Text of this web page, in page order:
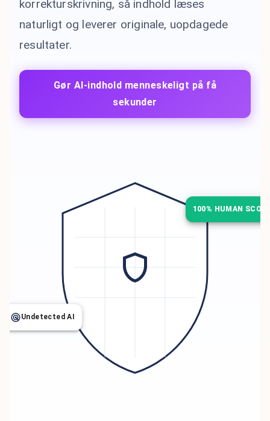
korrekturskrivning, så indhold læses
naturligt og leverer originale, uopdagede
resultater.
Gør AI-indhold menneskeligt på få
sekunder
100% HUMAN
Undetected AI